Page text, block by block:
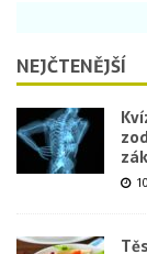
NEJČTENĚJŠÍ